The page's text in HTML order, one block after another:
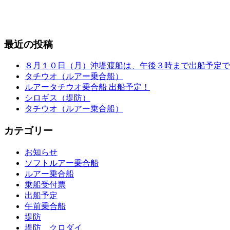
最近の投稿
８月１０日（月）沖堤渡船は、午後３時まで出船予定
タチウオ（ルアー乗合船）
ルアータチウオ乗合船 出船予定！
シロギス（堤防）
タチウオ（ルアー乗合船）
カテゴリー
お知らせ
ソフトルアー乗合船
ルアー乗合船
乗船受付票
出船予定
午前乗合船
堤防
堤防 クロダイ